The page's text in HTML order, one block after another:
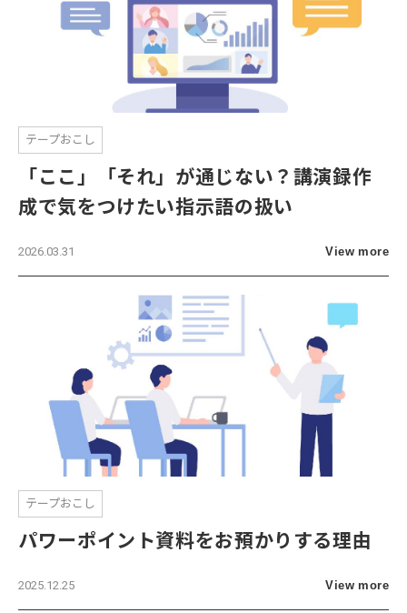
テープおこし
「ここ」「それ」が通じない？講演録作
成で気をつけたい指示語の扱い
2026.03.31 View more
テープおこし
パワーポイント資料をお預かりする理由
2025.12.25 View more